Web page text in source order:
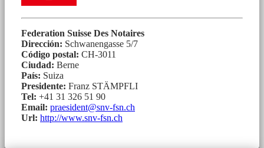
Federation Suisse Des Notaires
Dirección: Schwanengasse 5/7
Código postal: CH-3011
Ciudad: Berne
País: Suiza
Presidente: Franz STÄMPFLI
Tel: +41 31 326 51 90
Email: praesident@snv-fsn.ch
Url: http://www.snv-fsn.ch